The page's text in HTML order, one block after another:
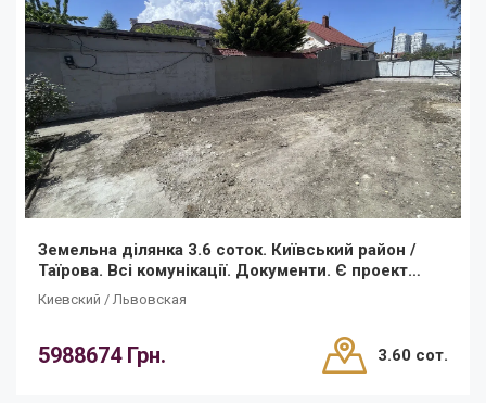
Земельна ділянка 3.6 соток. Київський район /
Таїрова. Всі комунікації. Документи. Є проект
будинку!
Киевский / Львовская
5988674 Грн. 3.60 сот.